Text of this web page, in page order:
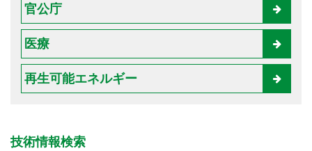
官公庁
医療
再生可能エネルギー
技術情報検索